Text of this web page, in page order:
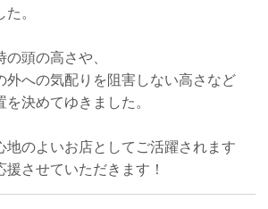
。
頭の高さや、
外への気配りを阻害しない高さなど
を決めてゆきました。
地のよいお店としてご活躍されます
援させていただきます！